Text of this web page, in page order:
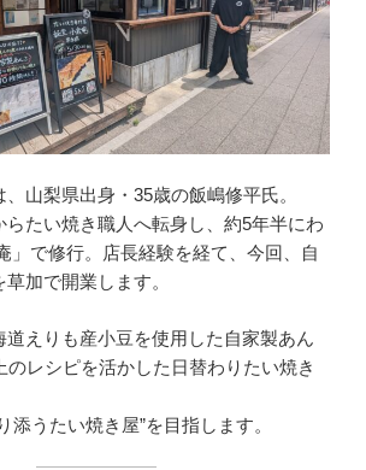
山梨県出身・35歳の飯嶋修平氏。
らたい焼き職人へ転身し、約5年半にわ
」で修行。店長経験を経て、今回、自
加で開業します。
道えりも産小豆を使用した自家製あん
のレシピを活かした日替わりたい焼き
添うたい焼き屋”を目指します。